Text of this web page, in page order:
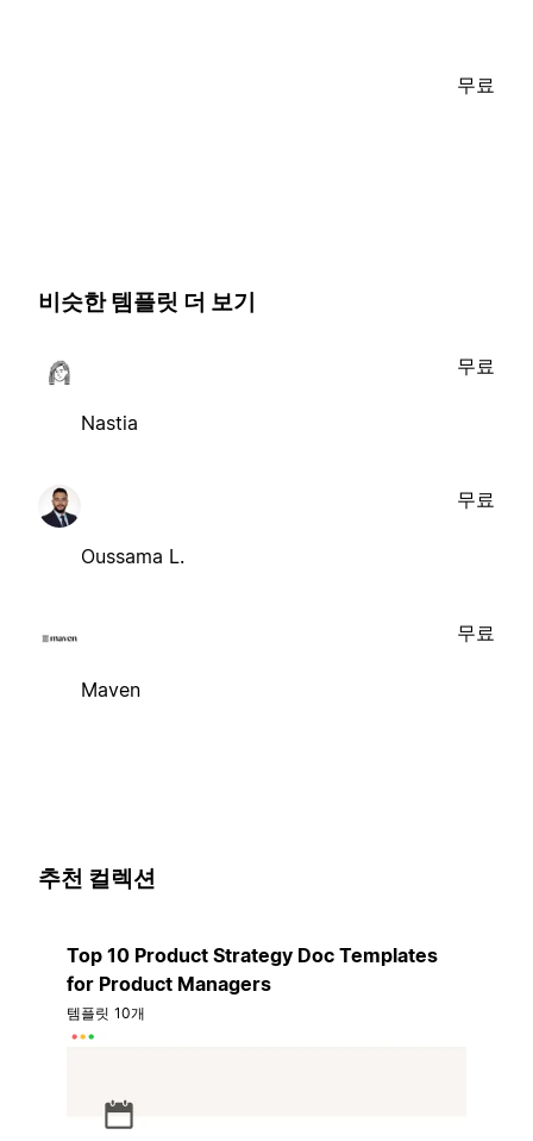
무료
비슷한 템플릿 더 보기
Nastia
무료
Oussama L.
무료
Maven
무료
추천 컬렉션
Top 10 Product Strategy Doc Templates
for Product Managers
템플릿 10개